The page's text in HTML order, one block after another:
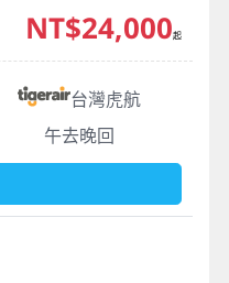
台灣虎航
午去晚回
NT$24,000起